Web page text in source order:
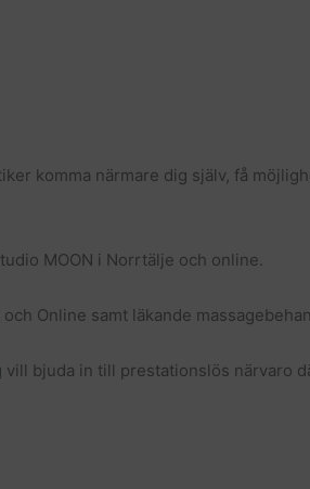
komma närmare dig själv, få
MOON i Norrtälje och online.
Online samt läkande
bjuda in till prestationslös närvaro